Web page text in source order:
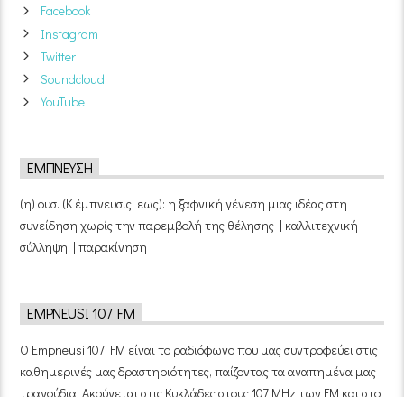
Facebook
Instagram
Twitter
Soundcloud
YouTube
ΈΜΠΝΕΥΣΗ
(η) ουσ. (Κ έμπνευσις, εως): η ξαφνική γένεση μιας ιδέας στη
συνείδηση χωρίς την παρεμβολή της θέλησης | καλλιτεχνική
σύλληψη | παρακίνηση
EMPNEUSI 107 FM
Ο Empneusi 107 FM είναι το ραδιόφωνο που μας συντροφεύει στις
καθημερινές μας δραστηριότητες, παίζοντας τα αγαπημένα μας
τραγούδια. Ακούγεται στις Κυκλάδες στους 107 MHz των FM και στο